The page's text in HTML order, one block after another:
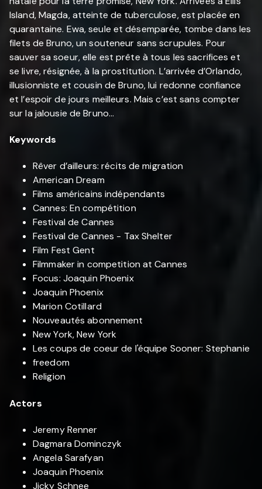
Island, Magda, atteinte de tuberculose, est placée en
quarantaine. Ewa, seule et désemparée, tombe dans les
filets de Bruno, un souteneur sans scrupules. Pour
sauver sa soeur, elle est prête à tous les sacrifices et
se livre, résignée, à la prostitution. L’arrivée d’Orlando,
illusionniste et cousin de Bruno, lui redonne confiance
et l’espoir de jours meilleurs. Mais c’est sans compter
sur la jalousie de Bruno...
Keywords
Rêver d’ailleurs: récits de migration
American Dream
Films américains indépendants
Cannes: En compétition
Festival de Cannes
Festival de Cannes - Tax Shelter
Film Fest Gent
Filmmaker in competition at Cannes
Focus: Joaquin Phoenix
Joaquin Phoenix
Marion Cotillard
Nouveautés abonnement
New York, New York
Les coups de coeur de l'équipe Sooner: Stephanie
freedom
Religion
Actors
Jeremy Renner
Dagmara Dominczyk
Angela Sarafyan
Joaquin Phoenix
Jicky Schnee